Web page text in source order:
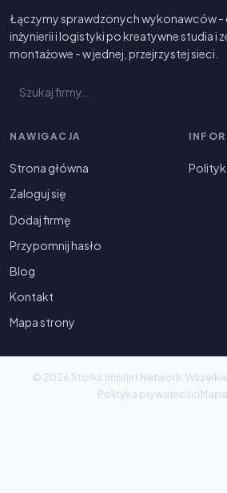
Łączymy sprawdzonych wykonawców -
inżynierii i logistyki po kreatywne studia i
montażowe - w jednej, przejrzystej sieci.
NAWIGACJA
Strona główna
Zaloguj się
Dodaj firmę
Przypomnij hasło
Blog
Kontakt
Mapa strony
© 2026 Storks Imprint Network.
Polityka prywatności